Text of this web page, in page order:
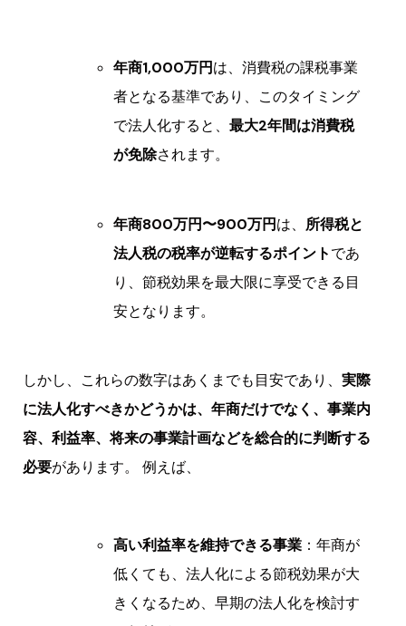
年商1,000万円は、消費税の課税事業
者となる基準であり、このタイミング
で法人化すると、 最大2年間は消費税
が免除されます。
年商800万円〜900万円は、 所得税と
法人税の税率が逆転するポイントであ
り、節税効果を最大限に享受できる目
安となります。
しかし、これらの数字はあくまでも目安であり、 実際
に法人化すべきかどうかは、年商だけでなく、事業内
容、利益率、将来の事業計画などを総合的に判断する
必要があります。 例えば、
高い利益率を維持できる事業 ：年商が
低くても、法人化による節税効果が大
きくなるため、早期の法人化を検討す